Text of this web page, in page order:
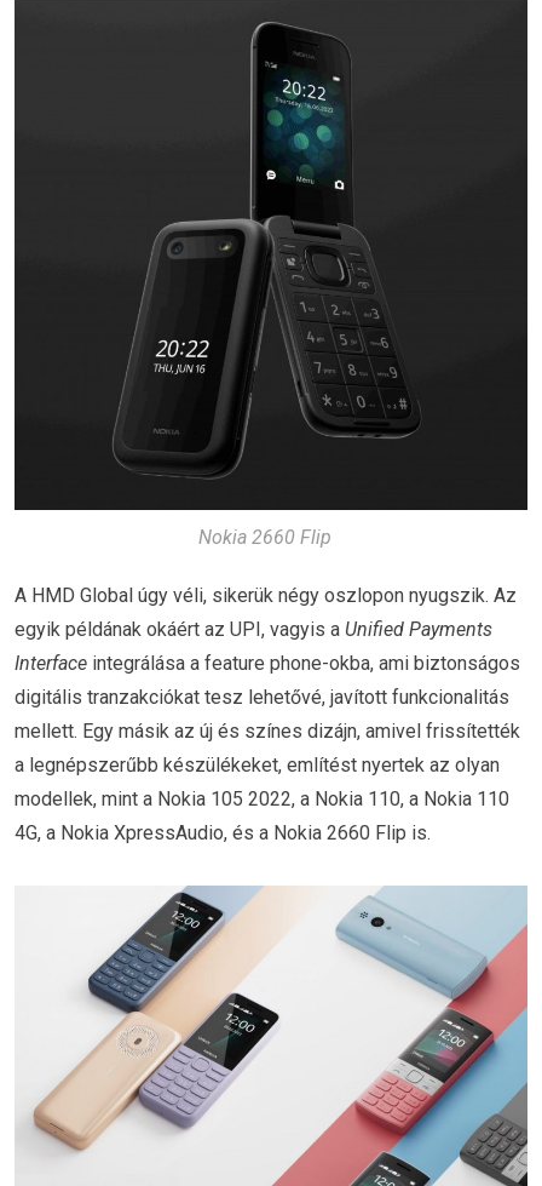
Nokia 2660 Flip
A HMD Global úgy véli, sikerük négy oszlopon nyugszik. Az
egyik példának okáért az UPI, vagyis a Unified Payments
Interface integrálása a feature phone-okba, ami biztonságos
digitális tranzakciókat tesz lehetővé, javított funkcionalitás
mellett. Egy másik az új és színes dizájn, amivel frissítették
a legnépszerűbb készülékeket, említést nyertek az olyan
modellek, mint a Nokia 105 2022, a Nokia 110, a Nokia 110
4G, a Nokia XpressAudio, és a Nokia 2660 Flip is.